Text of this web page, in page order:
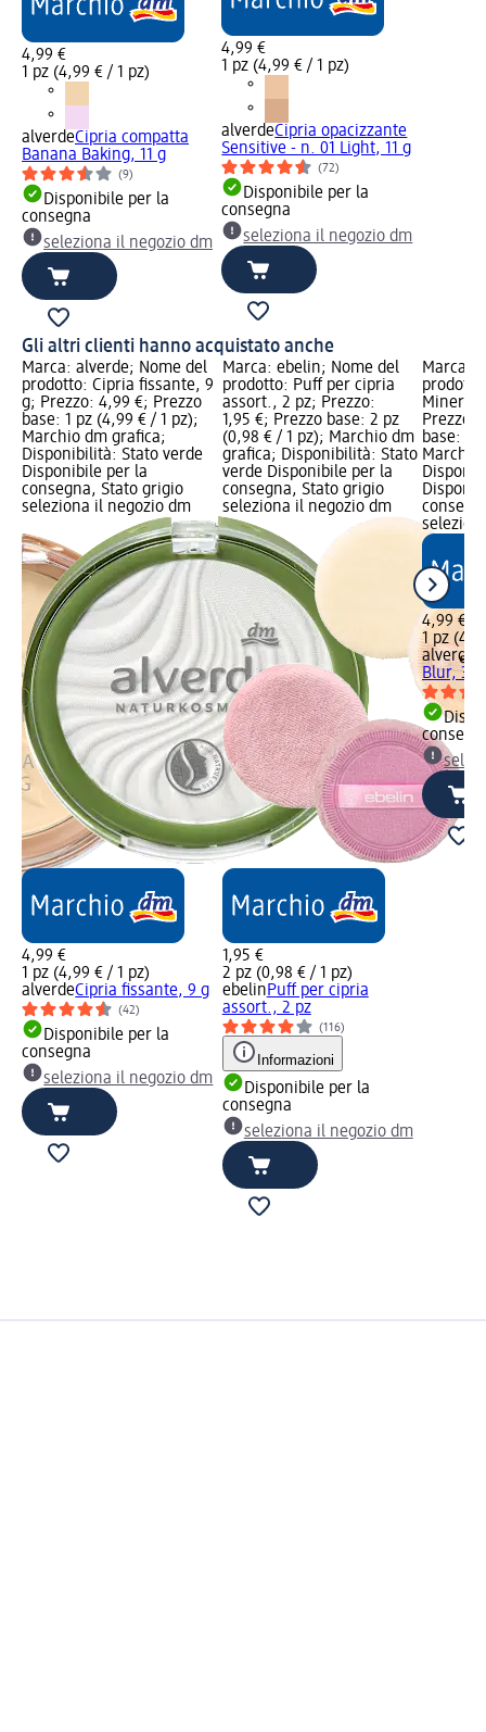
4,99 €
1 pz (4,99 € / 1 pz)
alverdeCipria compatta
Banana Baking, 11 g
(9)
Disponibile per la
consegna
seleziona il negozio dm
4,99 €
1 pz (4,99 € / 1 pz)
alverdeCipria opacizzante
Sensitive - n. 01 Light, 11 g
(72)
Disponibile per la
consegna
seleziona il negozio dm
Gli altri clienti hanno acquistato anche
Marca: alverde; Nome del
prodotto: Cipria fissante, 9
g; Prezzo: 4,99 €; Prezzo
base: 1 pz (4,99 € / 1 pz);
Marchio dm grafica;
Disponibilità: Stato verde
Disponibile per la
consegna, Stato grigio
seleziona il negozio dm
4,99 €
1 pz (4,99 € / 1 pz)
alverdeCipria fissante, 9 g
(42)
Disponibile per la
consegna
seleziona il negozio dm
Marca: ebelin; Nome del
prodotto: Puff per cipria
assort., 2 pz; Prezzo:
1,95 €; Prezzo base: 2 pz
(0,98 € / 1 pz); Marchio dm
grafica; Disponibilità: Stato
verde Disponibile per la
consegna, Stato grigio
seleziona il negozio dm
1,95 €
2 pz (0,98 € / 1 pz)
ebelinPuff per cipria
assort., 2 pz
(116)
Informazioni
Disponibile per la
consegna
seleziona il negozio dm
Marca:
Mineral
Prezzo:
base: 1
Marchio
4,99 €
1 pz
alverde
Blur, 30